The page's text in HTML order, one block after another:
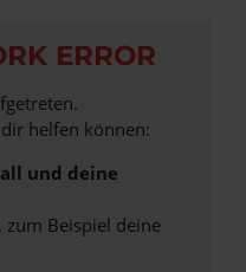
ERROR
helfen können:
und deine
zum Beispiel deine